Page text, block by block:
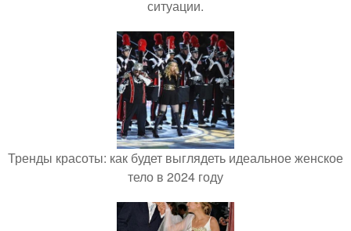
ситуации.
Тренды красоты: как будет выглядеть идеальное женское
тело в 2024 году